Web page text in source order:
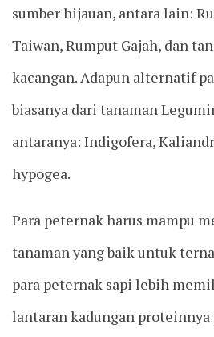
sumber hijauan, antara lain:
Taiwan, Rumput Gajah, dan
kacangan. Adapun alternatif
biasanya dari tanaman
antaranya: Indigofera,
hypogea.
Para peternak harus mampu
tanaman yang baik untuk
para peternak sapi lebih
lantaran kadungan proteinnya